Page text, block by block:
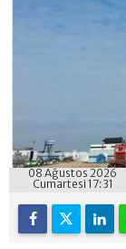
08 Ağustos 2026
Cumartesi 17:31